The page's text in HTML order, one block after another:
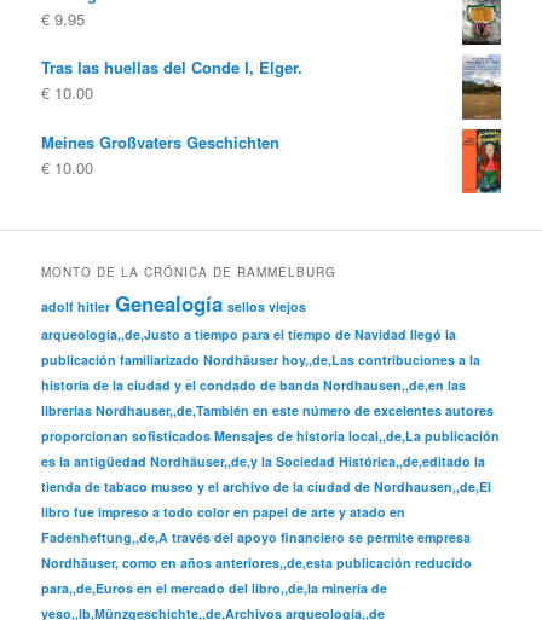
€ 9.95
Tras las huellas del Conde I, Elger.
€ 10.00
Meines Großvaters Geschichten
€ 10.00
MONTO DE LA CRÓNICA DE RAMMELBURG
adolf hitler Genealogía sellos viejos
arqueología,,de,Justo a tiempo para el tiempo de Navidad llegó la
publicación familiarizado Nordhäuser hoy,,de,Las contribuciones a la
historia de la ciudad y el condado de banda Nordhausen,,de,en las
librerías Nordhauser,,de,También en este número de excelentes autores
proporcionan sofisticados Mensajes de historia local,,de,La publicación
es la antigüedad Nordhäuser,,de,y la Sociedad Histórica,,de,editado la
tienda de tabaco museo y el archivo de la ciudad de Nordhausen,,de,El
libro fue impreso a todo color en papel de arte y atado en
Fadenheftung,,de,A través del apoyo financiero se permite empresa
Nordhäuser, como en años anteriores,,de,esta publicación reducido
para,,de,Euros en el mercado del libro,,de,la minería de
yeso,,lb,Münzgeschichte,,de,Archivos arqueología,,de